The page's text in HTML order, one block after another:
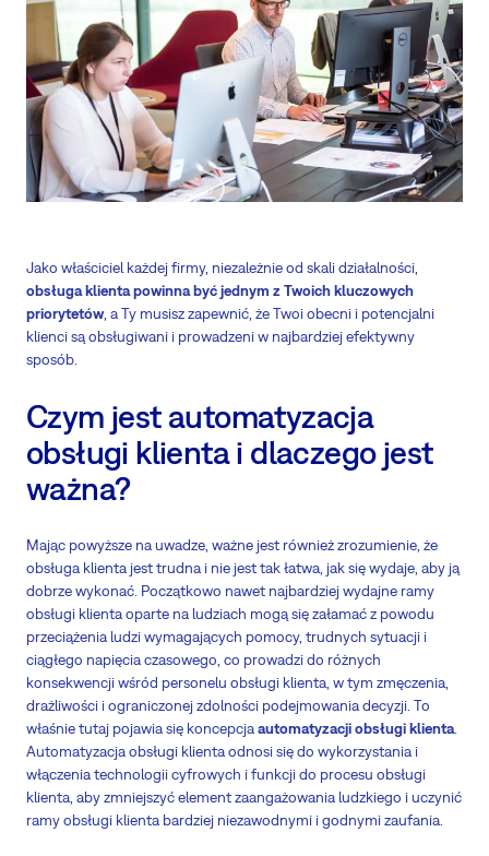
Jako właściciel każdej firmy, niezależnie od skali działalności,
obsługa klienta powinna być jednym z Twoich kluczowych
priorytetów, a Ty musisz zapewnić, że Twoi obecni i potencjalni
klienci są obsługiwani i prowadzeni w najbardziej efektywny
sposób.
Czym jest automatyzacja
obsługi klienta i dlaczego jest
ważna?
Mając powyższe na uwadze, ważne jest również zrozumienie, że
obsługa klienta jest trudna i nie jest tak łatwa, jak się wydaje, aby ją
dobrze wykonać. Początkowo nawet najbardziej wydajne ramy
obsługi klienta oparte na ludziach mogą się załamać z powodu
przeciążenia ludzi wymagających pomocy, trudnych sytuacji i
ciągłego napięcia czasowego, co prowadzi do różnych
konsekwencji wśród personelu obsługi klienta, w tym zmęczenia,
drażliwości i ograniczonej zdolności podejmowania decyzji. To
właśnie tutaj pojawia się koncepcjaautomatyzacji obsługi klienta.
Automatyzacja obsługi klienta odnosi się do wykorzystania i
włączenia technologii cyfrowych i funkcji do procesu obsługi
klienta, aby zmniejszyć element zaangażowania ludzkiego i uczynić
ramy obsługi klienta bardziej niezawodnymi i godnymi zaufania.